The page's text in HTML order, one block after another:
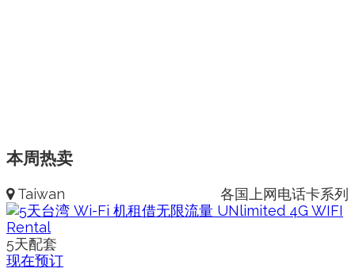
本周热卖
Taiwan 各国上网电话卡系列
5天配套
现在预订